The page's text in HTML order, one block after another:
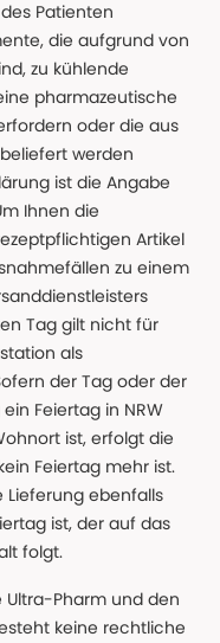
Patienten
die aufgrund von
zu kühlende
pharmazeutische
oder die aus
werden
ist die Angabe
Ihnen die
Artikel
zu einem
Tag gilt nicht für
als
der Tag oder der
Feiertag in NRW
ist, erfolgt die
Feiertag mehr ist.
Lieferung ebenfalls
ist, der auf das
folgt.
Pharm und den
keine rechtliche